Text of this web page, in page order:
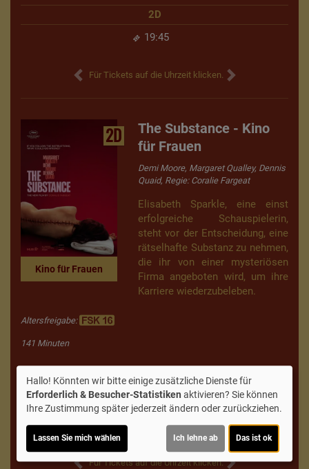
2D
19:45
Für Tickets auf die Uhrzeit klicken.
2D
Kino für Frauen
The Substance - Kino
für Frauen
Demi Moore, Margaret Qualley, Dennis
Quaid, Regie: Coralie Fargeat
Elisabeth Sparkle, eine einst
erfolgreiche Schauspielerin,
steht vor der Entscheidung, eine
rätselhafte Substanz zu nehmen,
die ihr von einer mysteriösen
Firma angeboten wird, um ihre
Karriere wiederzubeleben.
Altersfreigabe:
141 Minuten
Di 06.10.
19:45
Für Tickets auf die Uhrzeit klicken.
Hallo! Könnten wir bitte einige zusätzliche Dienste für
Erforderlich & Besucher-Statistiken aktivieren? Sie können
Ihre Zustimmung später jederzeit ändern oder zurückziehen.
Lassen Sie mich wählen Ich lehne ab Das ist ok